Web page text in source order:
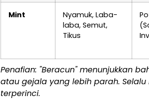
Mint
Nyamuk, Laba-
laba, Semut,
Tikus
Penafian: "Beracun" menunjukkan
atau gejala yang lebih parah.
terperinci.